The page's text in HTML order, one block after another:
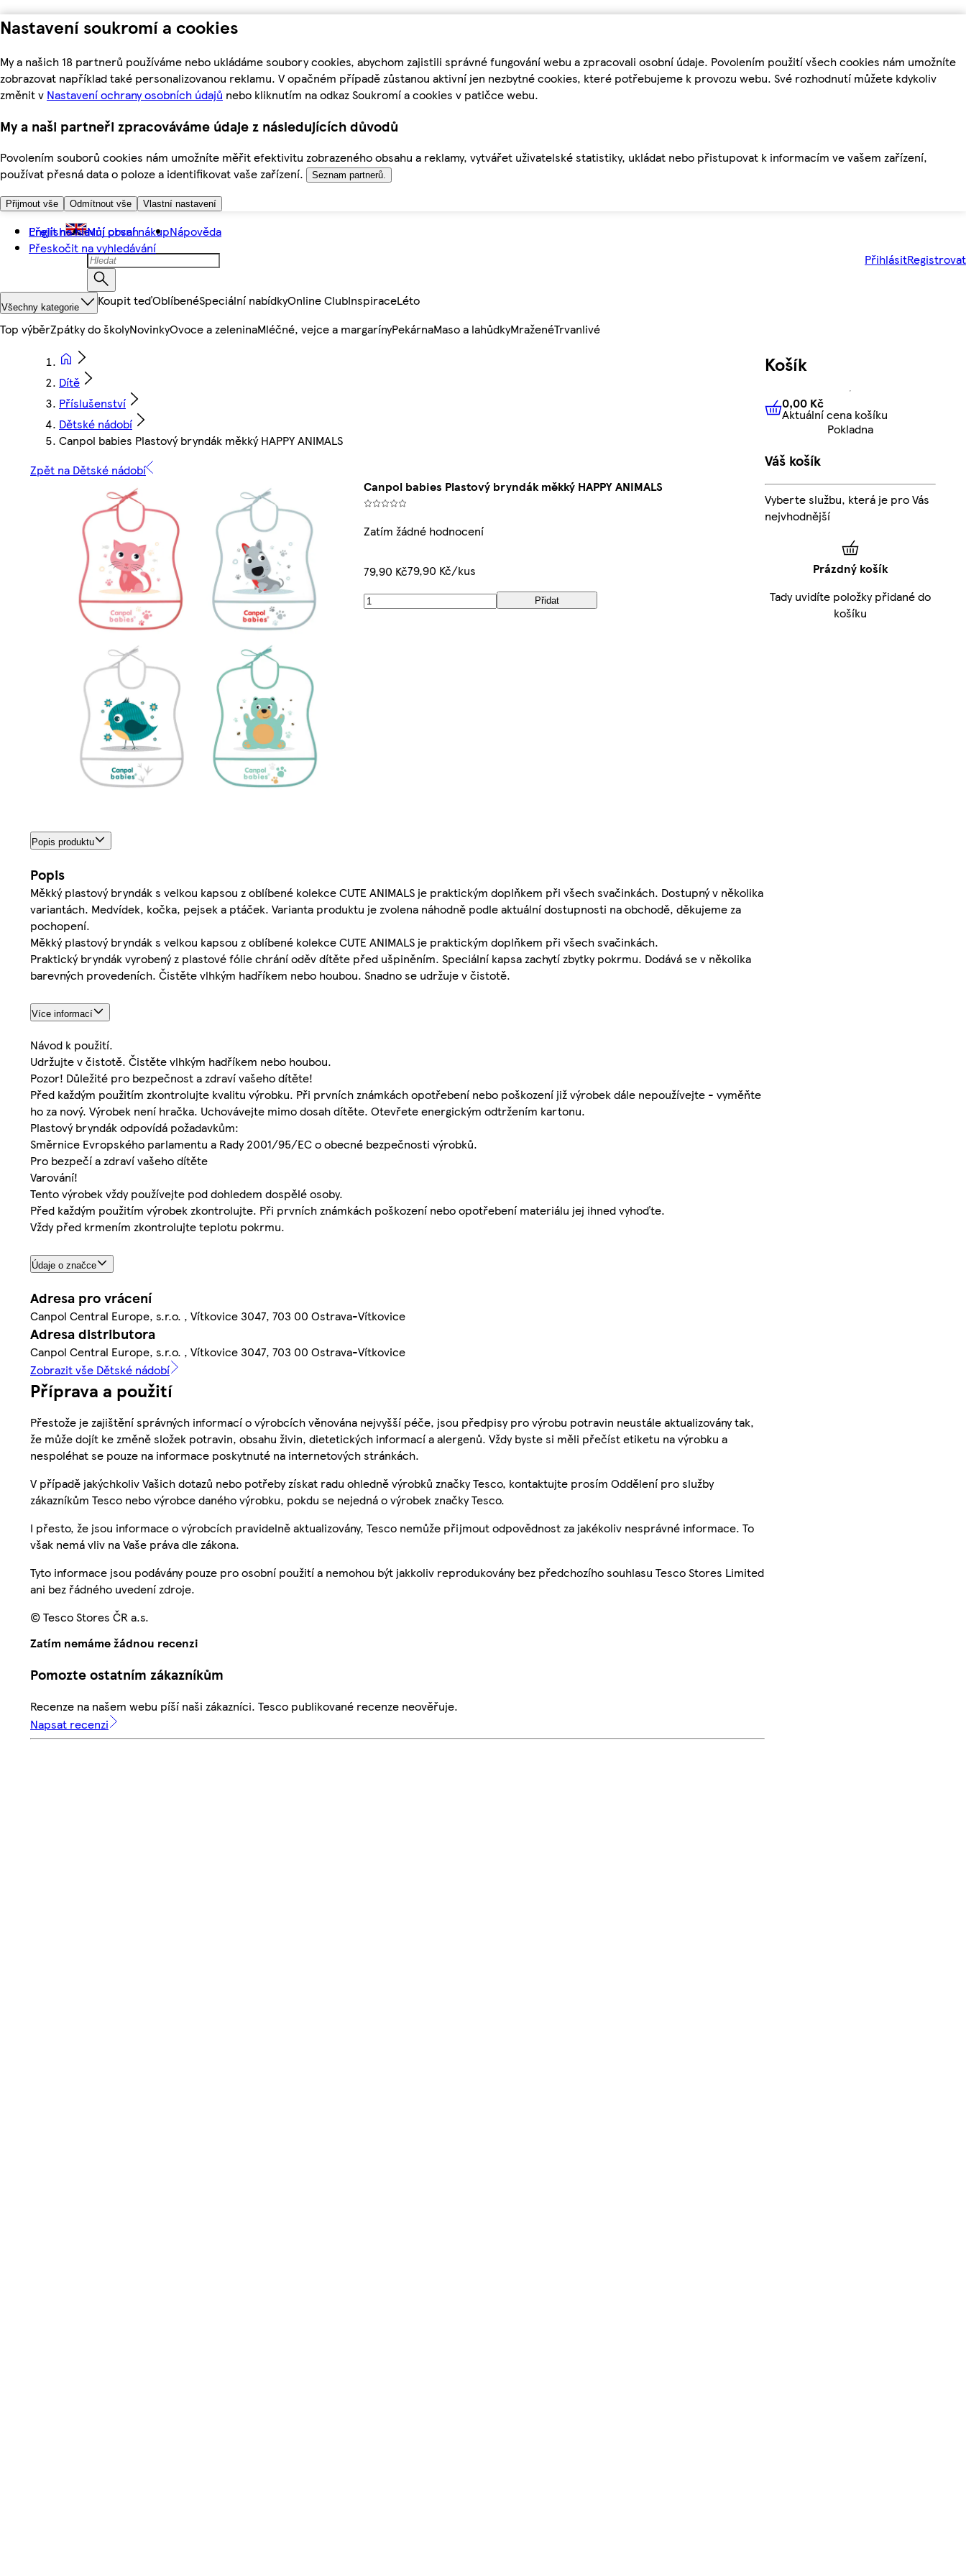
Nastavení soukromí a cookies
My a našich 18 partnerů používáme nebo ukládáme soubory cookies, abychom zajistili správné fungování webu a zpracovali osobní údaje. Povolením použití všech cookies nám umožníte
zobrazovat například také personalizovanou reklamu. V opačném případě zůstanou aktivní jen nezbytné cookies, které potřebujeme k provozu webu. Své rozhodnutí můžete kdykoliv
změnit v Nastavení ochrany osobních údajů nebo kliknutím na odkaz Soukromí a cookies v patičce webu.
My a naši partneři zpracováváme údaje z následujících důvodů
Povolením souborů cookies nám umožníte měřit efektivitu zobrazeného obsahu a reklamy, vytvářet uživatelské statistiky, ukládat nebo přistupovat k informacím ve vašem zařízení,
používat přesná data o poloze a identifikovat vaše zařízení.
Seznam partnerů.
Přijmout vše Odmítnout vše Vlastní nastavení
Přejít na hlavní obsah
Přeskočit na vyhledávání
English Můj první nákupNápověda
PřihlásitRegistrovat
Všechny kategorie Koupit teďOblíbenéSpeciální nabídkyOnline ClubInspiraceLéto
Top výběrZpátky do školyNovinkyOvoce a zeleninaMléčné, vejce a margarínyPekárnaMaso a lahůdkyMraženéTrvanlivé
Dítě
Příslušenství
Dětské nádobí
Canpol babies Plastový bryndák měkký HAPPY ANIMALS
Zpět na Dětské nádobí
Canpol babies Plastový bryndák měkký HAPPY ANIMALS
Zatím žádné hodnocení
79,90 Kč79,90 Kč/kus
Přidat
Popis produktu
Popis
Měkký plastový bryndák s velkou kapsou z oblíbené kolekce CUTE ANIMALS je praktickým doplňkem při všech svačinkách. Dostupný v několika
variantách. Medvídek, kočka, pejsek a ptáček. Varianta produktu je zvolena náhodně podle aktuální dostupnosti na obchodě, děkujeme za
pochopení.
Měkký plastový bryndák s velkou kapsou z oblíbené kolekce CUTE ANIMALS je praktickým doplňkem při všech svačinkách.
Praktický bryndák vyrobený z plastové fólie chrání oděv dítěte před ušpiněním. Speciální kapsa zachytí zbytky pokrmu. Dodává se v několika
barevných provedeních. Čistěte vlhkým hadříkem nebo houbou. Snadno se udržuje v čistotě.
Více informací
Návod k použití.
Udržujte v čistotě. Čistěte vlhkým hadříkem nebo houbou.
Pozor! Důležité pro bezpečnost a zdraví vašeho dítěte!
Před každým použitím zkontrolujte kvalitu výrobku. Při prvních známkách opotřebení nebo poškození již výrobek dále nepoužívejte - vyměňte
ho za nový. Výrobek není hračka. Uchovávejte mimo dosah dítěte. Otevřete energickým odtržením kartonu.
Plastový bryndák odpovídá požadavkům:
Směrnice Evropského parlamentu a Rady 2001/95/EC o obecné bezpečnosti výrobků.
Pro bezpečí a zdraví vašeho dítěte
Varování!
Tento výrobek vždy používejte pod dohledem dospělé osoby.
Před každým použitím výrobek zkontrolujte. Při prvních známkách poškození nebo opotřebení materiálu jej ihned vyhoďte.
Vždy před krmením zkontrolujte teplotu pokrmu.
Údaje o značce
Adresa pro vrácení
Canpol Central Europe, s.r.o. , Vítkovice 3047, 703 00 Ostrava-Vítkovice
Adresa distributora
Canpol Central Europe, s.r.o. , Vítkovice 3047, 703 00 Ostrava-Vítkovice
Zobrazit vše Dětské nádobí
Příprava a použití
Přestože je zajištění správných informací o výrobcích věnována nejvyšší péče, jsou předpisy pro výrobu potravin neustále aktualizovány tak,
že může dojít ke změně složek potravin, obsahu živin, dietetických informací a alergenů. Vždy byste si měli přečíst etiketu na výrobku a
nespoléhat se pouze na informace poskytnuté na internetových stránkách.
V případě jakýchkoliv Vašich dotazů nebo potřeby získat radu ohledně výrobků značky Tesco, kontaktujte prosím Oddělení pro služby
zákazníkům Tesco nebo výrobce daného výrobku, pokdu se nejedná o výrobek značky Tesco.
I přesto, že jsou informace o výrobcích pravidelně aktualizovány, Tesco nemůže přijmout odpovědnost za jakékoliv nesprávné informace. To
však nemá vliv na Vaše práva dle zákona.
Tyto informace jsou podávány pouze pro osobní použití a nemohou být jakkoliv reprodukovány bez předchozího souhlasu Tesco Stores Limited
ani bez řádného uvedení zdroje.
© Tesco Stores ČR a.s.
Zatím nemáme žádnou recenzi
Pomozte ostatním zákazníkům
Recenze na našem webu píší naši zákazníci. Tesco publikované recenze neověřuje.
Napsat recenzi
Košík
0,00 KčAktuální cena košíku
0,00 Kč
Aktuální cena košíku
Pokladna
Váš košík
Vyberte službu, která je pro Vás
nejvhodnější
Prázdný košík
Tady uvidíte položky přidané do
košíku